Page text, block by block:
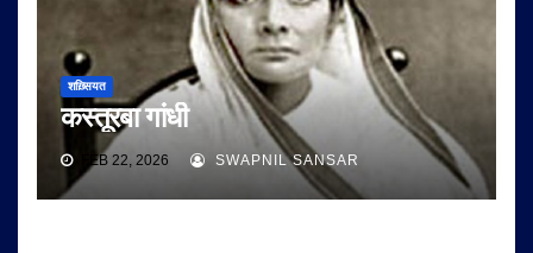
शख़्सियत
कस्तूरबा गांधी
FEB 22, 2026 SWAPNIL SANSAR